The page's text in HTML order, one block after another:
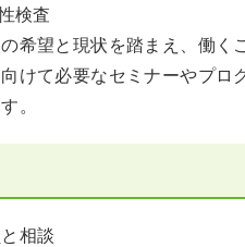
検査
希望と現状を踏まえ、働く
けて必要なセミナーやプロ
。
相談